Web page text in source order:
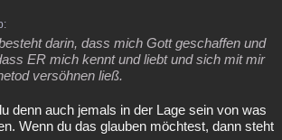
darin, dass mich Gott geschaffen und
ER mich kennt und liebt und sich mit mir
versöhnen ließ.
denn auch jemals in der Lage sein von was
Wenn du das glauben möchtest, dann steht